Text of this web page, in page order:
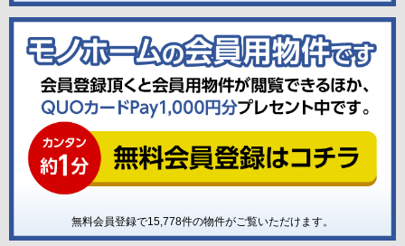
無料会員登録で15,778件の物件がご覧いただけます。